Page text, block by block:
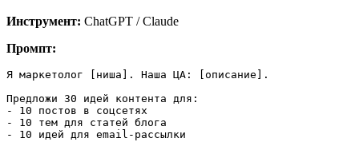
Инструмент: ChatGPT / Claude
Промпт:
Я маркетолог [ниша]. Наша ЦА: [описание].
Предложи 30 идей контента для:
- 10 постов в соцсетях
- 10 тем для статей блога
- 10 идей для email-рассылки